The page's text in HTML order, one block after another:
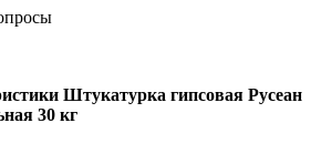
Штукатурка гипсовая Русеан
30 кг